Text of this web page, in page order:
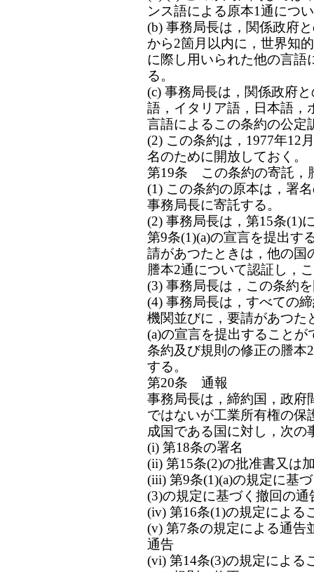
ンス語による原本1通につ
(b) 事務局長は，関係政府
から2箇月以内に，世界知
に際し用いられた他の言語
る。
(c) 事務局長は，関係政府
語，イタリア語，日本語，
言語によるこの条約の公定
(2) この条約は，1977年12
名のために開放しておく。
第19条 この条約の寄託，
(1) この条約の原本は，署
事務局長に寄託する。
(2) 事務局長は，第15条(1)
第9条(1)(a)の宣言を提出す
請があつたときは，他の国
謄本2通について認証し，
(3) 事務局長は，この条約
(4) 事務局長は，すべての
機関並びに，要請があつた
(a)の宣言を提出すること
条約及び規則の修正の謄本
する。
第20条 通報
事務局長は，締約国，政府
ではないが工業所有権の保
成国である国に対し，次の
(i) 第18条の署名
(ii) 第15条(2)の批准書又は
(iii) 第9条(1)(a)の規定に基
(3)の規定に基づく撤回の通
(iv) 第16条(1)の規定による
(v) 第7条の規定による通告
通告
(vi) 第14条(3)の規定による